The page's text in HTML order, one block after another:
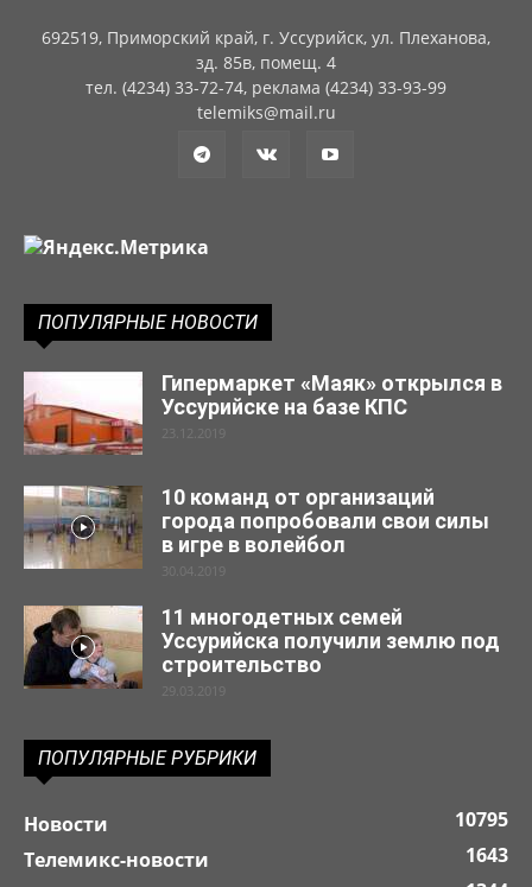
692519, Приморский край, г. Уссурийск, ул. Плеханова,
зд. 85в, помещ. 4
тел. (4234) 33-72-74, реклама (4234) 33-93-99
telemiks@mail.ru
ПОПУЛЯРНЫЕ НОВОСТИ
Гипермаркет «Маяк» открылся в
Уссурийске на базе КПС
23.12.2019
10 команд от организаций
города попробовали свои силы
в игре в волейбол
30.04.2019
11 многодетных семей
Уссурийска получили землю под
строительство
29.03.2019
ПОПУЛЯРНЫЕ РУБРИКИ
Новости
10795
Телемикс-новости
1643